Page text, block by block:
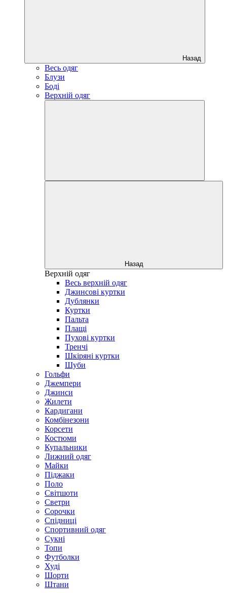
Назад
Весь одяг
Блузи
Боді
Верхній одяг
Назад
Верхній одяг
Весь верхній одяг
Джинсові куртки
Дублянки
Куртки
Пальта
Плащі
Пухові куртки
Тренчі
Шкіряні куртки
Шуби
Гольфи
Джемпери
Джинси
Жилети
Кардигани
Комбінезони
Корсети
Костюми
Купальники
Лижний одяг
Майки
Піджаки
Поло
Світшоти
Светри
Сорочки
Спідниці
Спортивний одяг
Сукні
Топи
Футболки
Худі
Шорти
Штани